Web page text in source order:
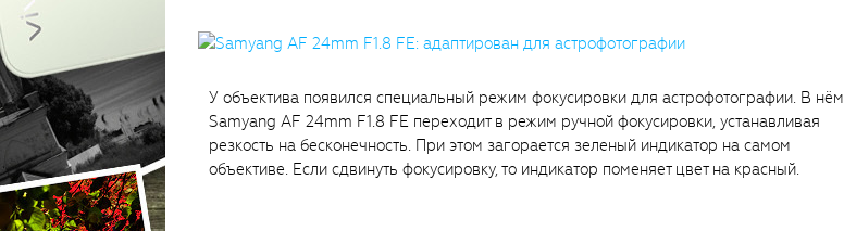
У объектива появился специальный режим фокусировки для астрофотографии. В нём
Samyang AF 24mm F1.8 FE переходит в режим ручной фокусировки, устанавливая
резкость на бесконечность. При этом загорается зеленый индикатор на самом
объективе. Если сдвинуть фокусировку, то индикатор поменяет цвет на красный.